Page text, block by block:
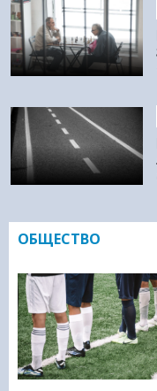
ОБЩЕСТВО